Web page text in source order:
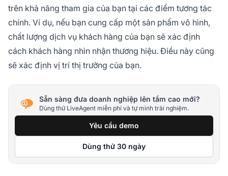
trên khả năng tham gia của bạn tại các điểm tương tác
chính. Ví dụ, nếu bạn cung cấp một sản phẩm vô hình,
chất lượng dịch vụ khách hàng của bạn sẽ xác định
cách khách hàng nhìn nhận thương hiệu. Điều này cũng
sẽ xác định vị trí thị trường của bạn.
Sẵn sàng đưa doanh nghiệp lên tầm cao mới?
Dùng thử LiveAgent miễn phí và tự mình trải nghiệm.
Yêu cầu demo
Dùng thử 30 ngày